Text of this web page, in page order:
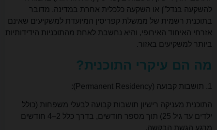
להשקעה בנדל"ן או השקעה כלכלית אחרת במדינה. מדובר
בתוכנית רשמית של ממשלת קפריסין המיועדת למשקיעים שאינם
אזרחי האיחוד האירופי, והיא נחשבת לאחת מהתוכניות הידידותיות
ביותר למשקיעים באזור.
מה הם עיקרי התוכנית?
התוכנית מעניקה רישיון תושבות קבועה לבעלי משפחות (כולל
ילדים עד גיל 25) תוך מספר חודשים, בדרך כלל 2–4 חודשים
מרגע הגשת הבקשה.